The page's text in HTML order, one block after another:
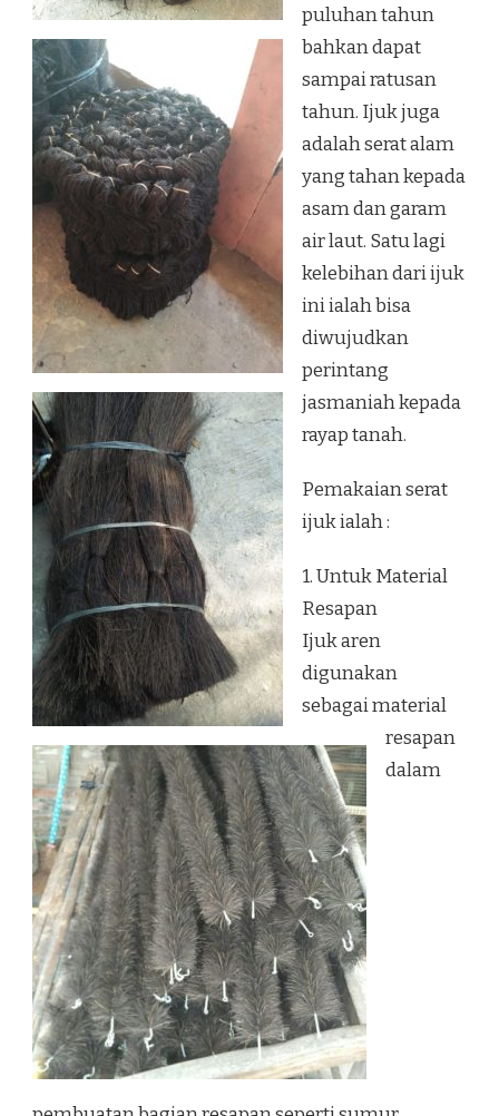
puluhan tahun
bahkan dapat
sampai ratusan
tahun. Ijuk juga
adalah serat alam
yang tahan kepada
asam dan garam
air laut. Satu lagi
kelebihan dari ijuk
ini ialah bisa
diwujudkan
perintang
jasmaniah kepada
rayap tanah.
Pemakaian serat
ijuk ialah :
1. Untuk Material
Resapan
Ijuk aren
digunakan
sebagai material
resapan
dalam